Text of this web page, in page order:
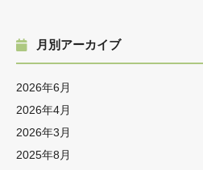
月別アーカイブ
2026年6月
2026年4月
2026年3月
2025年8月